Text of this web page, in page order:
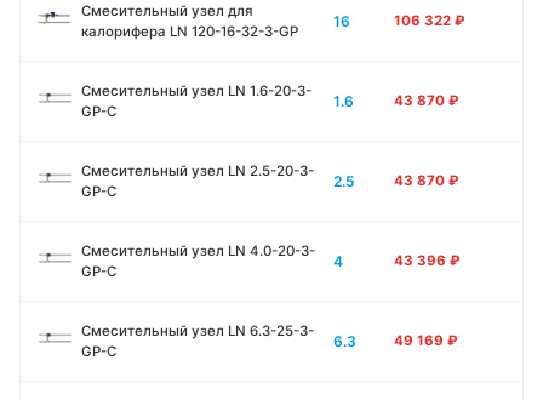
Смесительный узел для
калорифера LN 120-16-32-3-GP
16 106 322 ₽
Смесительный узел LN 1.6-20-3-
GP-C
1.6 43 870 ₽
Смесительный узел LN 2.5-20-3-
GP-C
2.5 43 870 ₽
Смесительный узел LN 4.0-20-3-
GP-C
4 43 396 ₽
Смесительный узел LN 6.3-25-3-
GP-C
6.3 49 169 ₽